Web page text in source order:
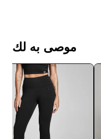
موصى به لك